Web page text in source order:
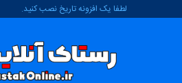
لطفا یک افزونه تاریخ نصب کنید.